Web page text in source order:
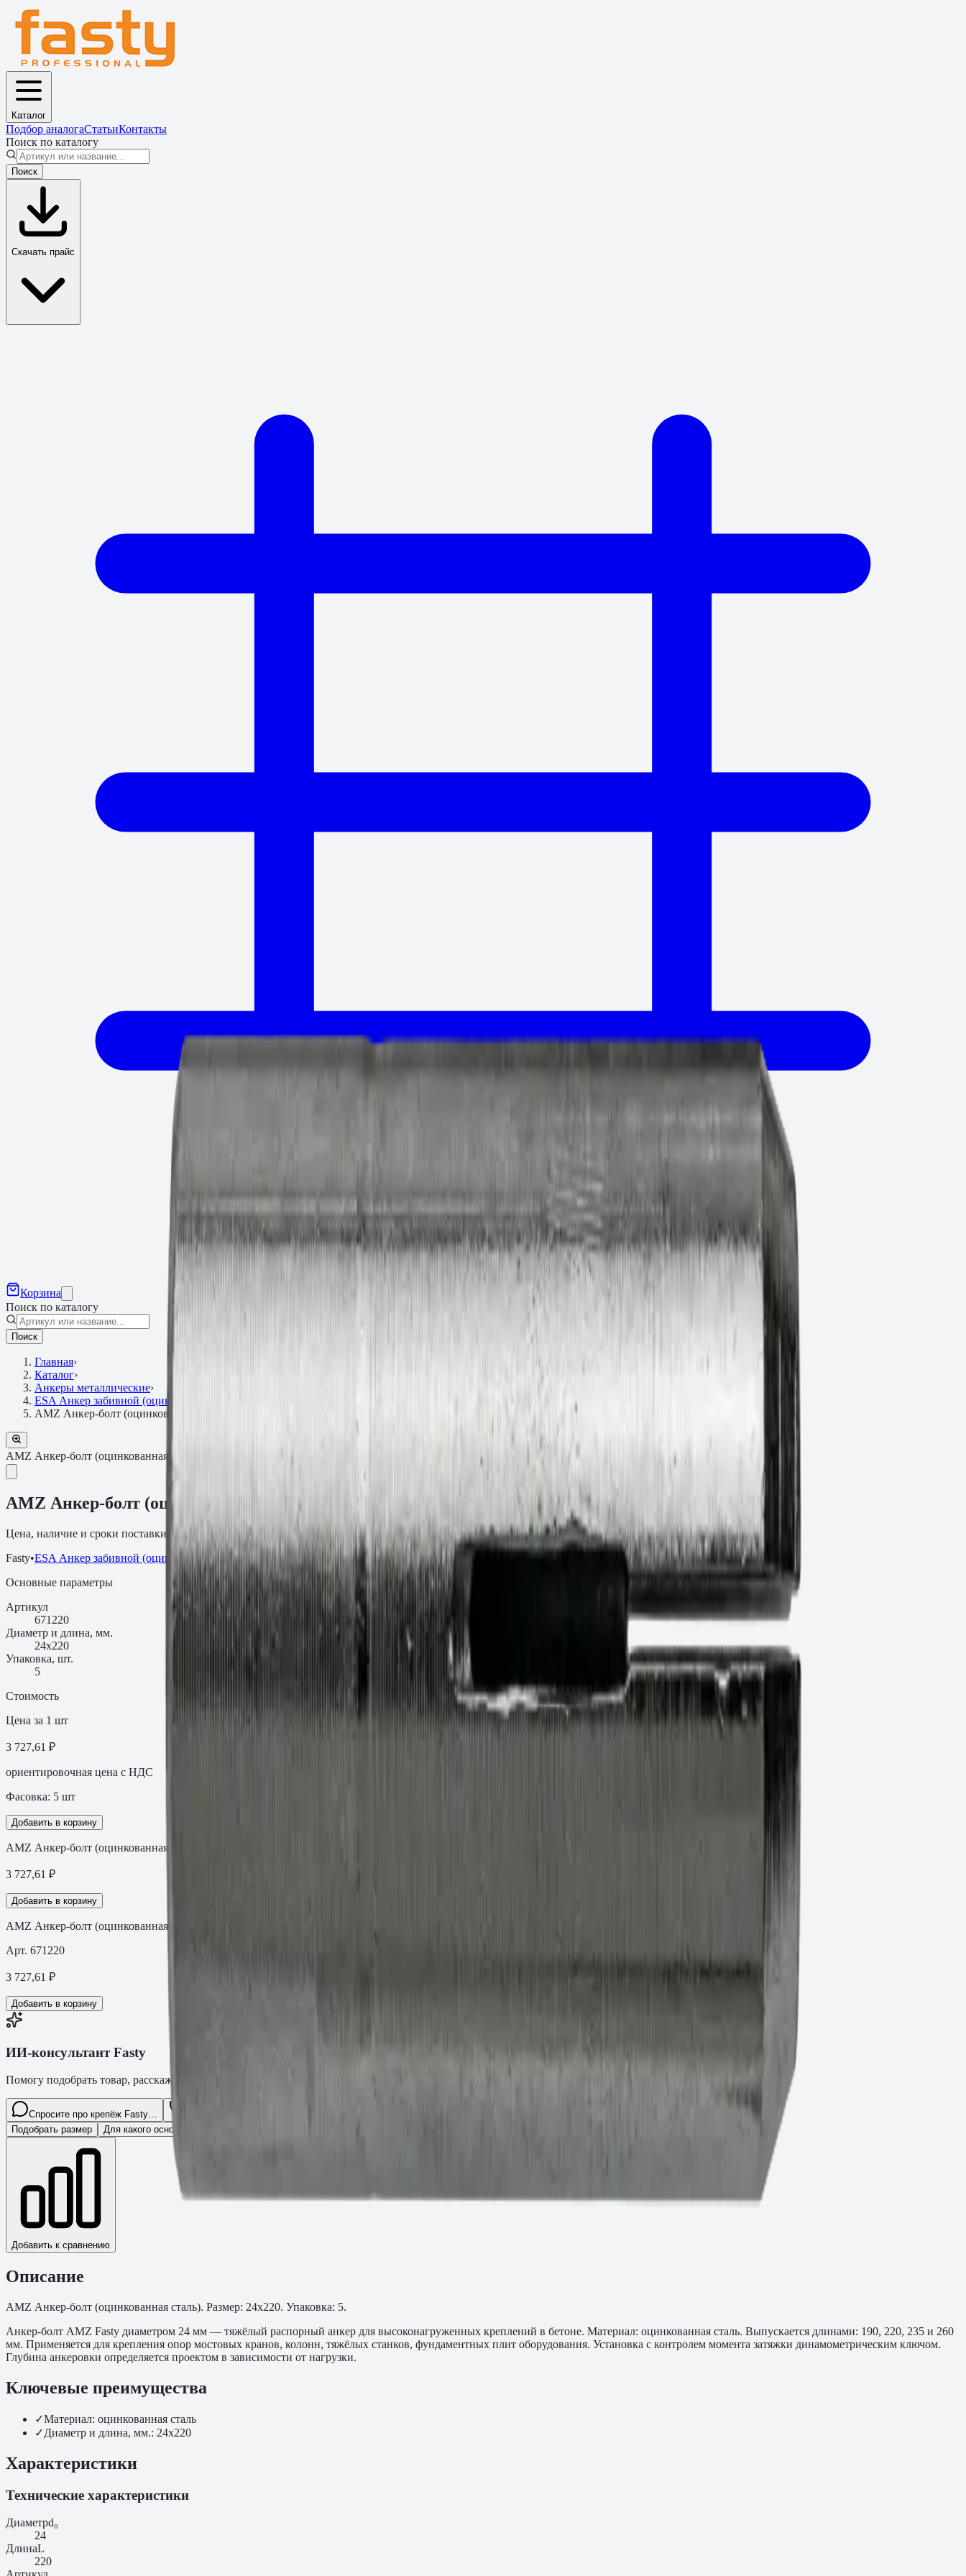
Каталог
Подбор аналогаСтатьиКонтакты
Поиск по каталогу
Поиск
Скачать прайс
Корзина
Поиск по каталогу
Поиск
Главная›
Каталог›
Анкеры металлические›
ESA Анкер забивной (оцинкованная сталь)
АМZ Анкер-болт (оцинкованная сталь) 24х220
АМZ Анкер-болт (оцинкованная сталь)
АМZ Анкер-болт (оцинкованная сталь) 24х220
Цена, наличие и сроки поставки зависят от артикула, объёма и текущей партии.
Fasty•ESA Анкер забивной (оцинкованная сталь)
Основные параметры
Артикул
671220
Диаметр и длина, мм.
24х220
Упаковка, шт.
5
Стоимость
Цена за 1 шт
3 727,61 ₽
ориентировочная цена с НДС
Фасовка: 5 шт
Добавить в корзину
АМZ Анкер-болт (оцинкованная сталь) 24х220
3 727,61 ₽
Добавить в корзину
АМZ Анкер-болт (оцинкованная сталь) 24х220
Арт. 671220
3 727,61 ₽
Добавить в корзину
ИИ-консультант Fasty
Помогу подобрать товар, расскажу характеристики и оформлю заявку.
Спросите про крепёж Fasty…
Подобрать размер
Для какого основания?
Добавить к сравнению
Описание
АМZ Анкер-болт (оцинкованная сталь). Размер: 24х220. Упаковка: 5.
Анкер-болт АМZ Fasty диаметром 24 мм — тяжёлый распорный анкер для высоконагруженных креплений в бетоне. Материал: оцинкованная сталь. Выпускается длинами: 190, 220, 235 и 260
мм. Применяется для крепления опор мостовых кранов, колонн, тяжёлых станков, фундаментных плит оборудования. Установка с контролем момента затяжки динамометрическим ключом.
Глубина анкеровки определяется проектом в зависимости от нагрузки.
Ключевые преимущества
✓Материал: оцинкованная сталь
✓Диаметр и длина, мм.: 24х220
Характеристики
Технические характеристики
Диаметрd₀
24
ДлинаL
220